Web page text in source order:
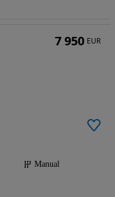
Manual
7 950 EUR